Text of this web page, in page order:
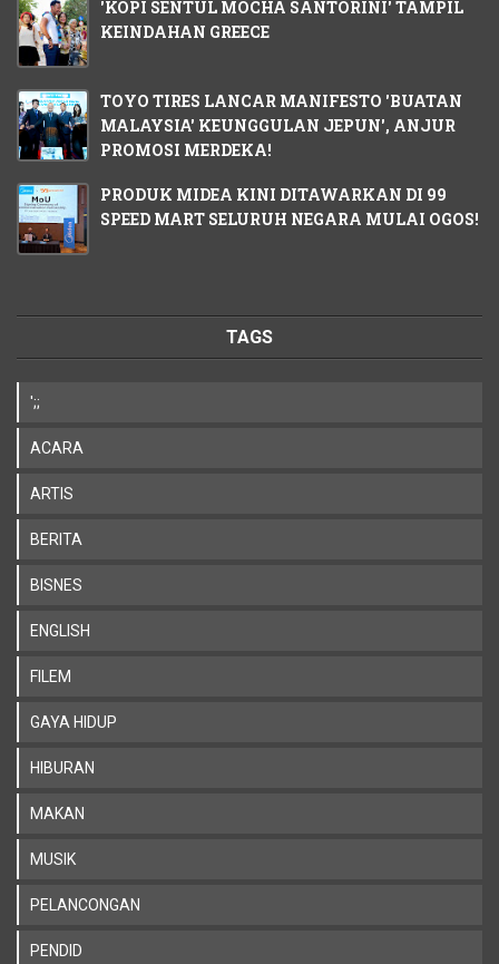
'KOPI SENTUL MOCHA SANTORINI' TAMPIL
KEINDAHAN GREECE
TOYO TIRES LANCAR MANIFESTO 'BUATAN
MALAYSIA' KEUNGGULAN JEPUN', ANJUR
PROMOSI MERDEKA!
PRODUK MIDEA KINI DITAWARKAN DI 99
SPEED MART SELURUH NEGARA MULAI OGOS!
TAGS
';;
ACARA
ARTIS
BERITA
BISNES
ENGLISH
FILEM
GAYA HIDUP
HIBURAN
MAKAN
MUSIK
PELANCONGAN
PENDID